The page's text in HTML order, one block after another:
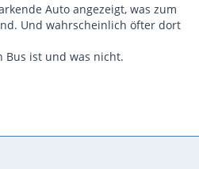
Auto angezeigt, was zum
Und wahrscheinlich öfter dort
Bus ist und was nicht.